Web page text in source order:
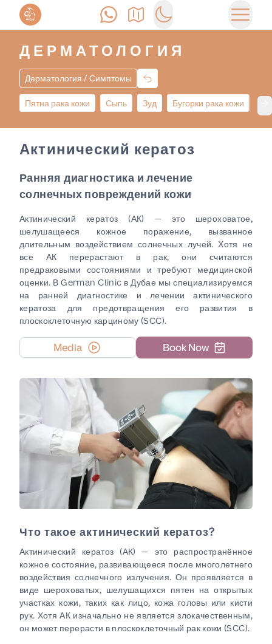
ПозвонитьКак доехатьSwitch to dark mode
ДЕРМАТОЛОГИЯ
Дерматология / Симптомы
Пятна рака кожи Сыпь Зуд Бугорки рака кожи
Актинический кератоз
Ранняя диагностика и лечение
солнечных повреждений кожи
Актинический кератоз (АК) — это шероховатое,
шелушащееся кожное поражение, вызванное
длительным воздействием солнечных лучей. Хотя не
все АК перерастают в рак, они считаются
предраковыми состояниями и требуют медицинской
оценки. В German Clinic в Дубае мы специализируемся
на ранней диагностике и лечении актинического
кератоза для предотвращения его развития в
плоскоклеточную карциному (SCC).
Book Now
Media
Что такое актинический кератоз?
Актинический кератоз (АК) — это распространённое
кожное состояние, развивающееся после многолетнего
воздействия солнечного излучения. Он проявляется в
виде шероховатых, шелушащихся пятен на открытых
участках кожи, таких как лицо, кожа головы или кисти
рук. Хотя АК изначально не является злокачественным,
он может перерасти в плоскоклеточный рак кожи (SCC).